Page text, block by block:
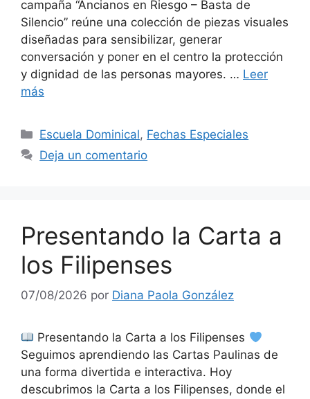
campaña “Ancianos en Riesgo – Basta de
Silencio” reúne una colección de piezas visuales
diseñadas para sensibilizar, generar
conversación y poner en el centro la protección
y dignidad de las personas mayores. … Leer
más
Escuela Dominical, Fechas Especiales
Deja un comentario
Presentando la Carta a
los Filipenses
07/08/2026 por Diana Paola González
Presentando la Carta a los Filipenses
Seguimos aprendiendo las Cartas Paulinas de
una forma divertida e interactiva. Hoy
descubrimos la Carta a los Filipenses, donde el